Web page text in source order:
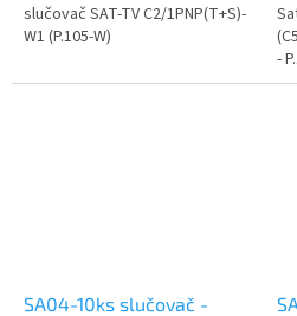
slučovač SAT-TV C2/1PNP(T+S)-
W1 (P.105-W)
-
SA04-10ks slučovač -
SA05